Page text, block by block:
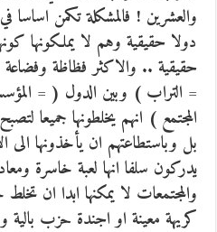
والعشرين ! فالمشكلة تكمن اساسا
دولا حقيقية وهم لا يملكونها
حقيقية .. والاكثر فظاظة وفضاعة
= التراب ) وبين الدول ( =
المجتمع ) انهم يخلطونها جميعا
بل وباستطاعتهم ان يأخذونها
يدركون سلفا انها لعبة خاسرة
والمجتمعات لا يمكنها ابدا ان
كريهة معينة او اجندة حزب